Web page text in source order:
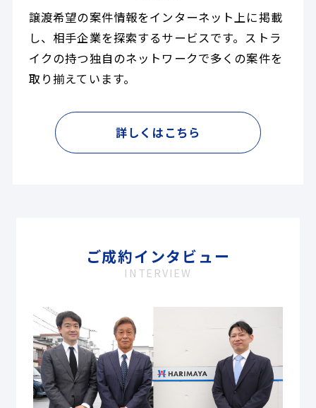
譲渡希望の案件情報をインターネット上に掲載
し、相手企業を探索するサービスです。ストラ
イクの持つ独自のネットワークで多くの案件を
取り揃えています。
詳しくはこちら
ご成約インタビュー
INTERVIEW